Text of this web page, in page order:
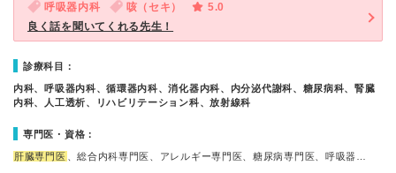
呼吸器内科 咳（セキ）
5.0
良く話を聞いてくれる先生！
診療科目：
内科、呼吸器内科、循環器内科、消化器内科、内分泌代謝科、糖尿病科、腎臓
内科、人工透析、リハビリテーション科、放射線科
専門医・資格：
肝臓専門医 、総合内科専門医、アレルギー専門医、糖尿病専門医、呼吸器…